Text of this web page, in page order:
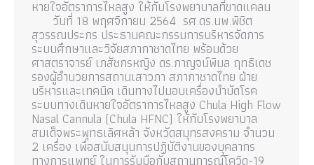
หายใจอัตราการไหลสูง ให้กับโรงพยาบาลที่ขาดแคลน
วันที่ 18 พฤศจิกายน 2564 รศ.ดร.นพ.พิชิต
สุวรรณประกร ประธานคณะกรรมการบริหารจัดการ
ระบบศึกษาและวิจัยสภากาชาดไทย พร้อมด้วย
ศาสตราจารย์ เภสัชกรหญิง ดร.กาญจน์พิมล ฤทธิเดช
รองผู้อำนวยการสถานเสาวภา สภากาชาดไทย ฝ่าย
บริหารและเทคนิค เดินทางไปมอบเครื่องบำบัดโรค
ระบบทางเดินหายใจอัตราการไหลสูง Chula High Flow
Nasal Cannula (Chula HFNC) ให้กับโรงพยาบาล
สมเด็จพระพุทธเลิศหล้า จังหวัดสมุทรสงคราม จำนวน
2 เครื่อง เพื่อสนับสนุนการปฏิบัติงานของบุคลากร
ทางการแพทย์ ในการรับมือกับสถานการณ์โควิด-19